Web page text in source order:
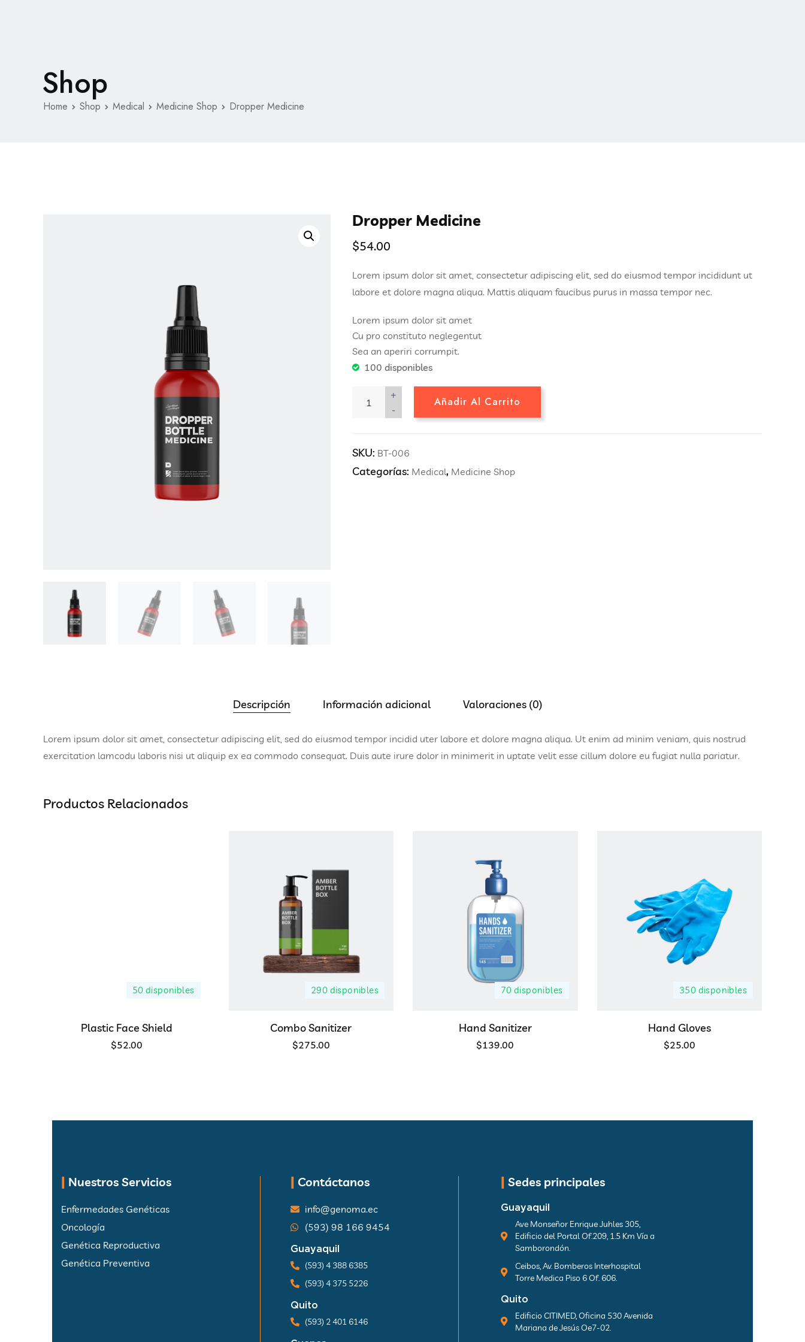
Shop
Home Shop Medical Medicine Shop Dropper Medicine
Dropper Medicine
$54.00
Lorem ipsum dolor sit amet, consectetur adipiscing elit, sed do eiusmod tempor incididunt ut
labore et dolore magna aliqua. Mattis aliquam faucibus purus in massa tempor nec.
Lorem ipsum dolor sit amet
Cu pro constituto neglegentut
Sea an aperiri corrumpit.
100 disponibles
-
+
Añadir Al Carrito
SKU: BT-006
Categorías: Medical, Medicine Shop
Descripción Información adicional Valoraciones (0)
Lorem ipsum dolor sit amet, consectetur adipiscing elit, sed do eiusmod tempor incidid uter labore et dolore magna aliqua. Ut enim ad minim veniam, quis nostrud
exercitation lamcodu laboris nisi ut aliquip ex ea commodo consequat. Duis aute irure dolor in minimerit in uptate velit esse cillum dolore eu fugiat nulla pariatur.
Productos Relacionados
50 disponibles
Plastic Face Shield
$52.00
290 disponibles
Combo Sanitizer
$275.00
70 disponibles
Hand Sanitizer
$139.00
350 disponibles
Hand Gloves
$25.00
Nuestros Servicios
Enfermedades Genéticas
Oncología
Genética Reproductiva
Genética Preventiva
Contáctanos
info@genoma.ec
(593) 98 166 9454
Guayaquil
(593) 4 388 6385
(593) 4 375 5226
Quito
(593) 2 401 6146
Sedes principales
Guayaquil
Ave Monseñor Enrique Juhles 305,
Edificio del Portal Of.209, 1.5 Km Vía a
Samborondón.
Ceibos, Av. Bomberos Interhospital
Torre Medica Piso 6 Of. 606.
Quito
Edificio CITIMED, Oficina 530 Avenida
Mariana de Jesús Oe7-02.